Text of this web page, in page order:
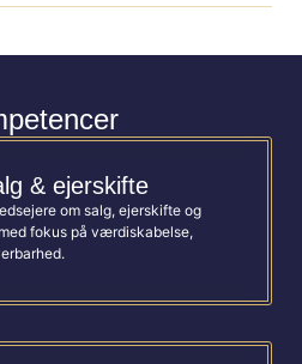
& ejerskifte
om salg, ejerskifte og
fokus på værdiskabelse,